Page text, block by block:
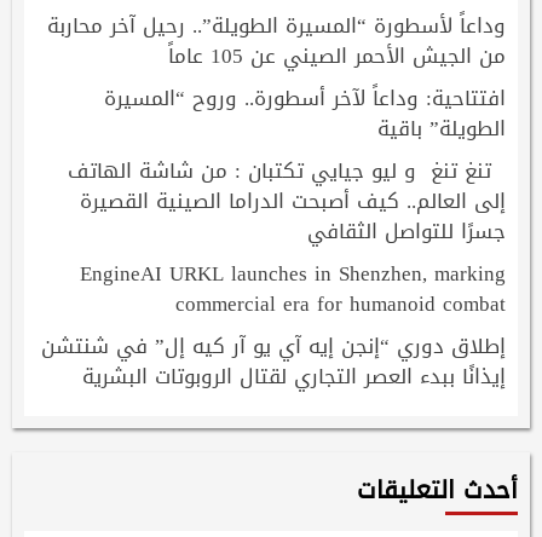
وداعاً لأسطورة “المسيرة الطويلة”.. رحيل آخر محاربة
من الجيش الأحمر الصيني عن 105 عاماً
افتتاحية: وداعاً لآخر أسطورة.. وروح “المسيرة
الطويلة” باقية
تنغ تنغ و ليو جيايي تكتبان : من شاشة الهاتف
إلى العالم.. كيف أصبحت الدراما الصينية القصيرة
جسرًا للتواصل الثقافي
EngineAI URKL launches in Shenzhen, marking
commercial era for humanoid combat
إطلاق دوري “إنجن إيه آي يو آر كيه إل” في شنتشن
إيذانًا ببدء العصر التجاري لقتال الروبوتات البشرية
أحدث التعليقات